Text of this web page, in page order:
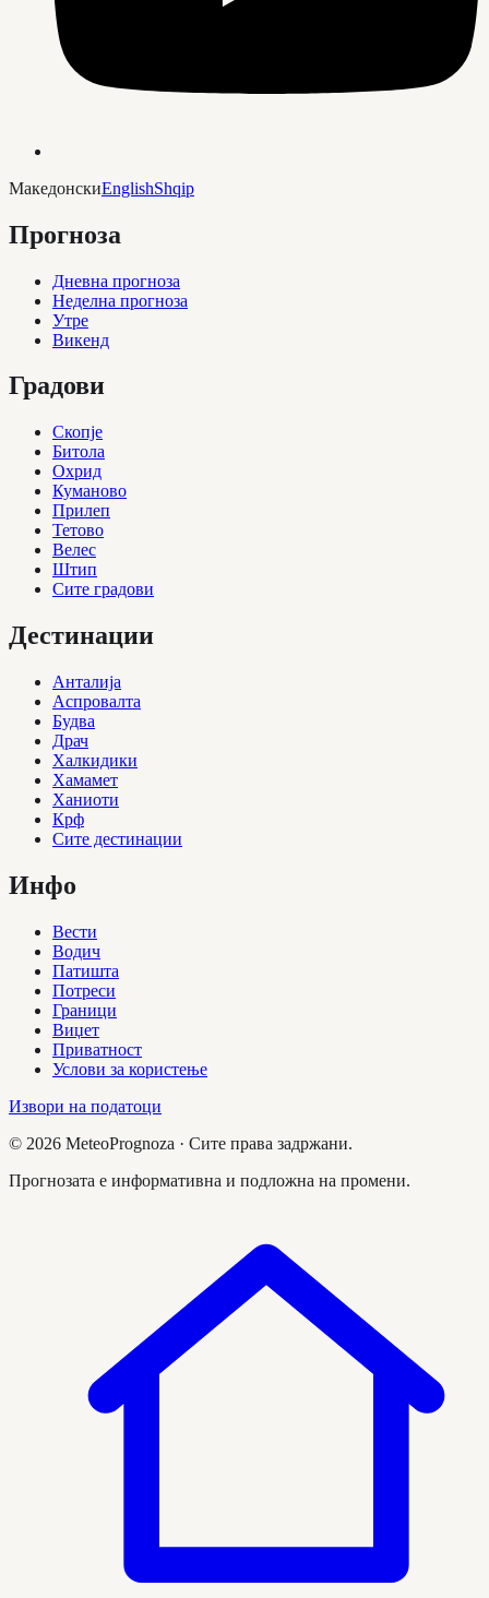
МакедонскиEnglishShqip
Прогноза
Дневна прогноза
Неделна прогноза
Утре
Викенд
Градови
Скопје
Битола
Охрид
Куманово
Прилеп
Тетово
Велес
Штип
Сите градови
Дестинации
Анталија
Аспровалта
Будва
Драч
Халкидики
Хамамет
Ханиоти
Крф
Сите дестинации
Инфо
Вести
Водич
Патишта
Потреси
Граници
Виџет
Приватност
Услови за користење
Извори на податоци
© 2026 MeteoPrognoza · Сите права задржани.
Прогнозата е информативна и подложна на промени.